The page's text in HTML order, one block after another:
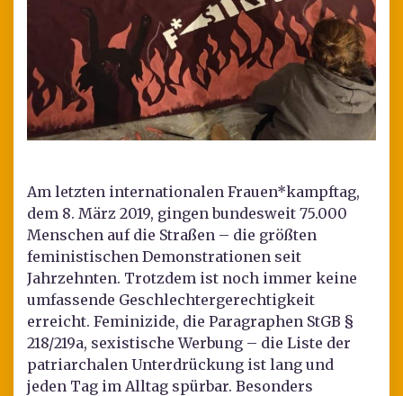
Am letzten internationalen Frauen*kampftag,
dem 8. März 2019, gingen bundesweit 75.000
Menschen auf die Straßen – die größten
feministischen Demonstrationen seit
Jahrzehnten. Trotzdem ist noch immer keine
umfassende Geschlechtergerechtigkeit
erreicht. Feminizide, die Paragraphen StGB §
218/219a, sexistische Werbung – die Liste der
patriarchalen Unterdrückung ist lang und
jeden Tag im Alltag spürbar. Besonders